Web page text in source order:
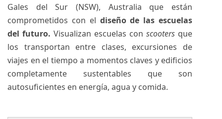
Gales del Sur (NSW), Australia que están
comprometidos con el diseño de las escuelas
del futuro. Visualizan escuelas con scooters que
los transportan entre clases, excursiones de
viajes en el tiempo a momentos claves y edificios
completamente sustentables que son
autosuficientes en energía, agua y comida.